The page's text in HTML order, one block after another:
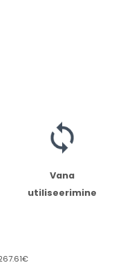
Vana
utiliseerimine